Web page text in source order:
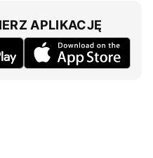
APLIKACJĘ